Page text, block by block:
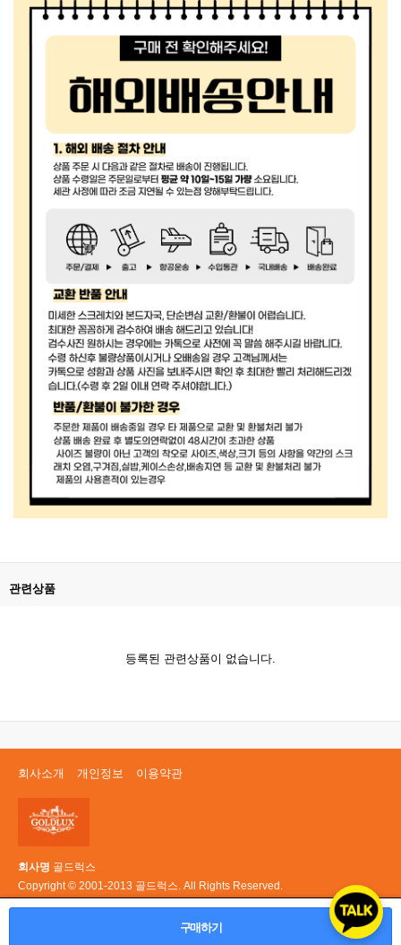
구매하기
관련상품
등록된 관련상품이 없습니다.
회사소개 개인정보 이용약관
회사명 골드럭스
Copyright © 2001-2013 골드럭스. All Rights Reserved.
PC 버전